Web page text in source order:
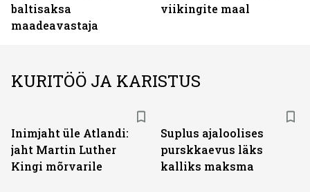
baltisaksa
maadeavastaja
viikingite maal
KURITÖÖ JA KARISTUS
Inimjaht üle Atlandi:
jaht Martin Luther
Kingi mõrvarile
Suplus ajaloolises
purskkaevus läks
kalliks maksma